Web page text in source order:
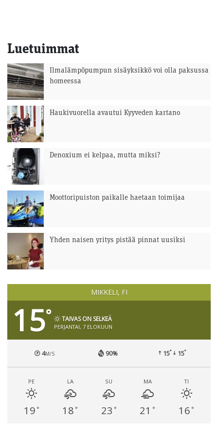
Luetuimmat
Ilmalämpöpumpun sisäyksikkö voi olla paksussa
homeessa
Haukivuorella avautui Kyyveden kartano
Denoxium ei kelpaa, mutta miksi?
Moottoripuiston paikalle haetaan toimijaa
Yhden naisen yritys pistää pinnat uusiksi
MIKKELI, FI
15° TAIVAS ON SELKEÄ
PERJANTAI, 7 ELOKUUN
4M/S 90% 15° 15°
PE
19 °
LA
18 °
SU
23 °
MA
21 °
TI
16 °